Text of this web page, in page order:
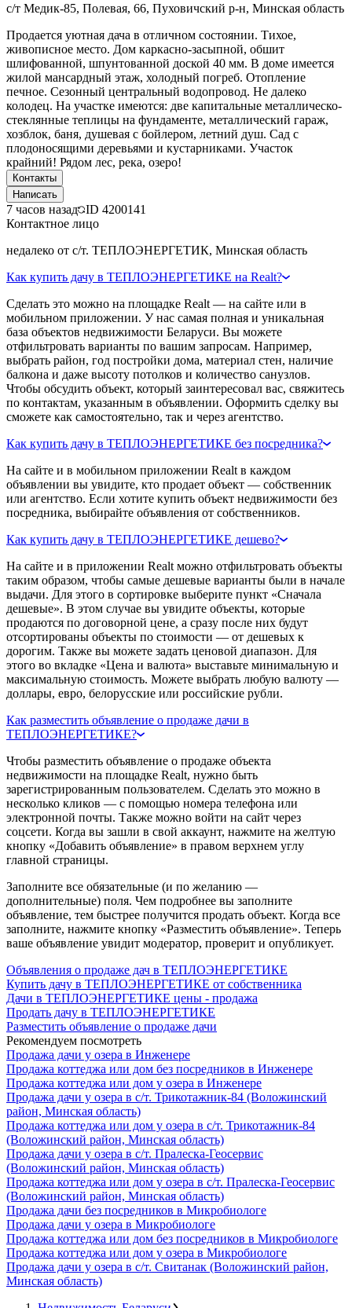
с/т Медик-85, Полевая, 66, Пуховичский р-н, Минская область
Продается уютная дача в отличном состоянии. Тихое,
живописное место. Дом каркасно-засыпной, обшит
шлифованной, шпунтованной доской 40 мм. В доме имеется
жилой мансардный этаж, холодный погреб. Отопление
печное. Сезонный центральный водопровод. Не далеко
колодец. На участке имеются: две капитальные металлическо-
стеклянные теплицы на фундаменте, металлический гараж,
хозблок, баня, душевая с бойлером, летний душ. Сад с
плодоносящими деревьями и кустарниками. Участок
крайний! Рядом лес, река, озеро!
Контакты
Написать
7 часов назад ID 4200141
Контактное лицо
недалеко от с/т. ТЕПЛОЭНЕРГЕТИК, Минская область
Как купить дачу в ТЕПЛОЭНЕРГЕТИКЕ на Realt?
Сделать это можно на площадке Realt — на сайте или в
мобильном приложении. У нас самая полная и уникальная
база объектов недвижимости Беларуси. Вы можете
отфильтровать варианты по вашим запросам. Например,
выбрать район, год постройки дома, материал стен, наличие
балкона и даже высоту потолков и количество санузлов.
Чтобы обсудить объект, который заинтересовал вас, свяжитесь
по контактам, указанным в объявлении. Оформить сделку вы
сможете как самостоятельно, так и через агентство.
Как купить дачу в ТЕПЛОЭНЕРГЕТИКЕ без посредника?
На сайте и в мобильном приложении Realt в каждом
объявлении вы увидите, кто продает объект — собственник
или агентство. Если хотите купить объект недвижимости без
посредника, выбирайте объявления от собственников.
Как купить дачу в ТЕПЛОЭНЕРГЕТИКЕ дешево?
На сайте и в приложении Realt можно отфильтровать объекты
таким образом, чтобы самые дешевые варианты были в начале
выдачи. Для этого в сортировке выберите пункт «Сначала
дешевые». В этом случае вы увидите объекты, которые
продаются по договорной цене, а сразу после них будут
отсортированы объекты по стоимости — от дешевых к
дорогим. Также вы можете задать ценовой диапазон. Для
этого во вкладке «Цена и валюта» выставьте минимальную и
максимальную стоимость. Можете выбрать любую валюту —
доллары, евро, белорусские или российские рубли.
Как разместить объявление о продаже дачи в
ТЕПЛОЭНЕРГЕТИКЕ?
Чтобы разместить объявление о продаже объекта
недвижимости на площадке Realt, нужно быть
зарегистрированным пользователем. Сделать это можно в
несколько кликов — с помощью номера телефона или
электронной почты. Также можно войти на сайт через
соцсети. Когда вы зашли в свой аккаунт, нажмите на желтую
кнопку «Добавить объявление» в правом верхнем углу
главной страницы.
Заполните все обязательные (и по желанию —
дополнительные) поля. Чем подробнее вы заполните
объявление, тем быстрее получится продать объект. Когда все
заполните, нажмите кнопку «Разместить объявление». Теперь
ваше объявление увидит модератор, проверит и опубликует.
Объявления о продаже дач в ТЕПЛОЭНЕРГЕТИКЕ
Купить дачу в ТЕПЛОЭНЕРГЕТИКЕ от собственника
Дачи в ТЕПЛОЭНЕРГЕТИКЕ цены - продажа
Продать дачу в ТЕПЛОЭНЕРГЕТИКЕ
Разместить объявление о продаже дачи
Рекомендуем посмотреть
Продажа дачи у озера в Инженере
Продажа коттеджа или дом без посредников в Инженере
Продажа коттеджа или дом у озера в Инженере
Продажа дачи у озера в с/т. Трикотажник-84 (Воложинский
район, Минская область)
Продажа коттеджа или дом у озера в с/т. Трикотажник-84
(Воложинский район, Минская область)
Продажа дачи у озера в с/т. Пралеска-Геосервис
(Воложинский район, Минская область)
Продажа коттеджа или дом у озера в с/т. Пралеска-Геосервис
(Воложинский район, Минская область)
Продажа дачи без посредников в Микробиологе
Продажа дачи у озера в Микробиологе
Продажа коттеджа или дом без посредников в Микробиологе
Продажа коттеджа или дом у озера в Микробиологе
Продажа дачи у озера в с/т. Свитанак (Воложинский район,
Минская область)